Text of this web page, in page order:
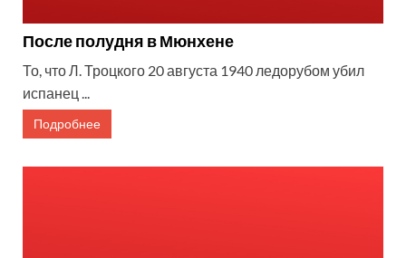
После полудня в Мюнхене
То, что Л. Троцкого 20 августа 1940 ледорубом убил
испанец ...
Подробнее